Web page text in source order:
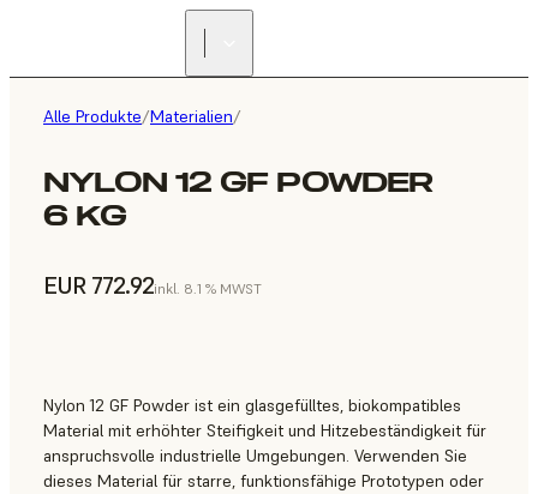
Alle Produkte/Materialien/
NYLON 12 GF POWDER
6 KG
EUR 772.92inkl. 8.1 % MWST
Nylon 12 GF Powder ist ein glasgefülltes, biokompatibles
Material mit erhöhter Steifigkeit und Hitzebeständigkeit für
anspruchsvolle industrielle Umgebungen. Verwenden Sie
dieses Material für starre, funktionsfähige Prototypen oder